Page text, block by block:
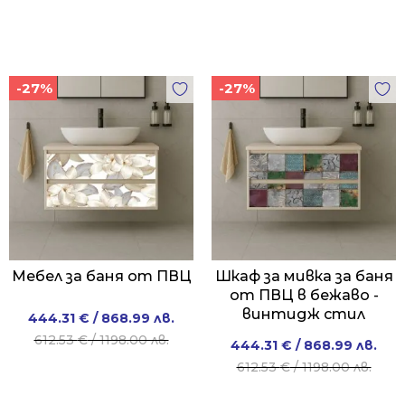
-27%
Мебел за баня от ПВЦ
612.53€/ 1198.00 лв.
Original
price
444.31 € / 868.99 лв.
Current
price
-27%
Шкаф за мивка за баня
от ПВЦ в бежаво -
винтидж стил
612.53€/ 1198.00 лв.
Original
price
444.31 € / 868.99 лв.
Current
price